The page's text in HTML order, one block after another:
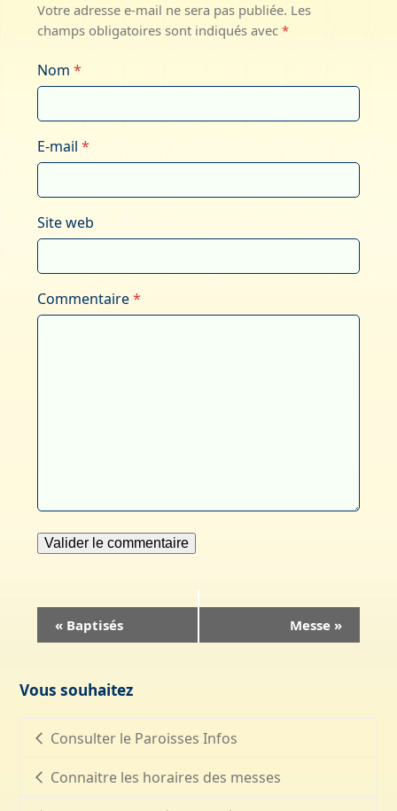
Votre adresse e-mail ne sera pas publiée. Les
champs obligatoires sont indiqués avec*
Nom*
E-mail*
Site web
Commentaire*
Navigation
« Baptisés Messe »
Vous souhaitez
Consulter le Paroisses Infos
Connaitre les horaires des messes